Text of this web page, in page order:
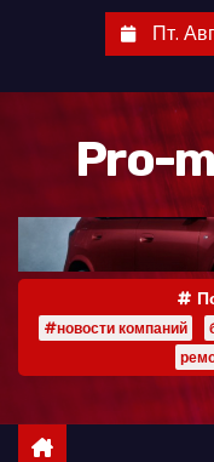
р
Пт.
Pro-
#новости компаний